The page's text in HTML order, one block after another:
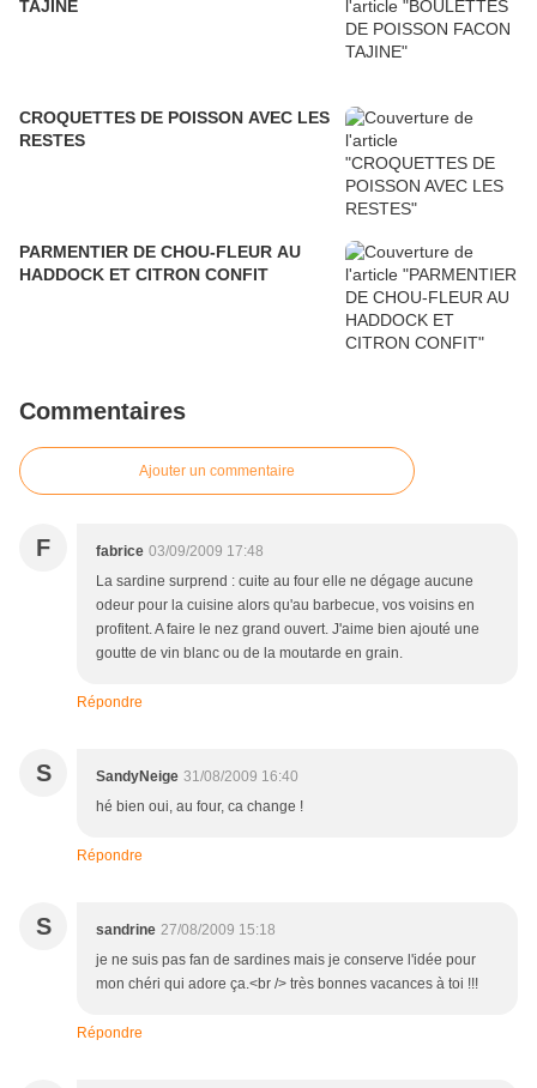
TAJINE
CROQUETTES DE POISSON AVEC LES
RESTES
PARMENTIER DE CHOU-FLEUR AU
HADDOCK ET CITRON CONFIT
Commentaires
Ajouter un commentaire
F fabrice 03/09/2009 17:48
La sardine surprend : cuite au four elle ne dégage aucune
odeur pour la cuisine alors qu'au barbecue, vos voisins en
profitent. A faire le nez grand ouvert. J'aime bien ajouté une
goutte de vin blanc ou de la moutarde en grain.
Répondre
S SandyNeige 31/08/2009 16:40
hé bien oui, au four, ca change !
Répondre
S sandrine 27/08/2009 15:18
je ne suis pas fan de sardines mais je conserve l'idée pour
mon chéri qui adore ça.<br /> très bonnes vacances à toi !!!
Répondre